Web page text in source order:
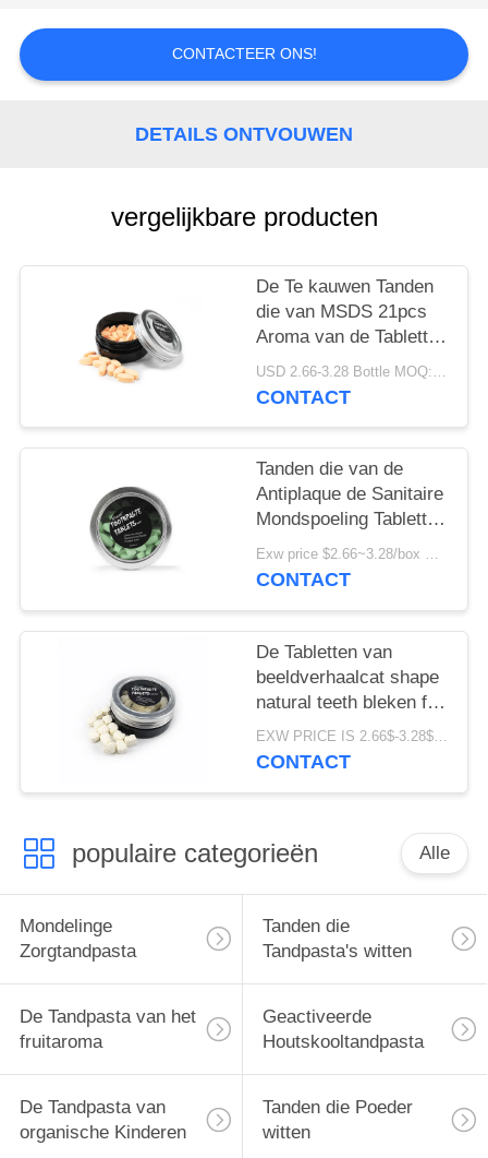
SITEMAP
CONTACTEER ONS!
DETAILS ONTVOUWEN
vergelijkbare producten
De Te kauwen Tanden
die van MSDS 21pcs
Aroma van de Tabletten
het Chemisch
afbreekbare Kauwgom
USD 2.66-3.28 Bottle MOQ:150 Flessen
CONTACT
Tanden die van de
Antiplaque de Sanitaire
Mondspoeling Tabletten
Zonder binnenband
witten
Exw price $2.66~3.28/box MOQ:5000 Dozen
CONTACT
De Tabletten van
beeldverhaalcat shape
natural teeth bleken fris
worden het Pakket van
de Ademdoos
EXW PRICE IS 2.66$-3.28$/BOTTLE MOQ:de doos van 60pcs *100
CONTACT
populaire categorieën Alle
Mondelinge
Zorgtandpasta
Tanden die
Tandpasta's witten
De Tandpasta van het
fruitaroma
Geactiveerde
Houtskooltandpasta
De Tandpasta van
organische Kinderen
Tanden die Poeder
witten